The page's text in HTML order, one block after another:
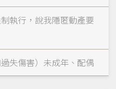
執行，說我隱匿動產要
失傷害）未成年、配偶